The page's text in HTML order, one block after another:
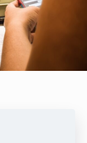
do Carmo